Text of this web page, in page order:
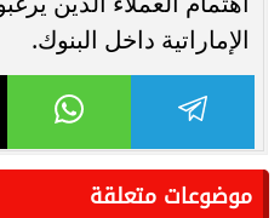
الإماراتية داخل البنوك.
موضوعات متعلقة